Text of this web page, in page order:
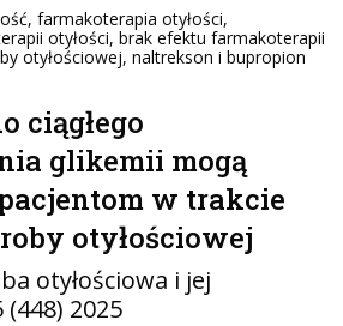
farmakoterapia otyłości,
otyłości, brak efektu farmakoterapii
otyłościowej, naltrekson i bupropion
ciągłego
glikemii mogą
w trakcie
otyłościowej
otyłościowa i jej
(448) 2025